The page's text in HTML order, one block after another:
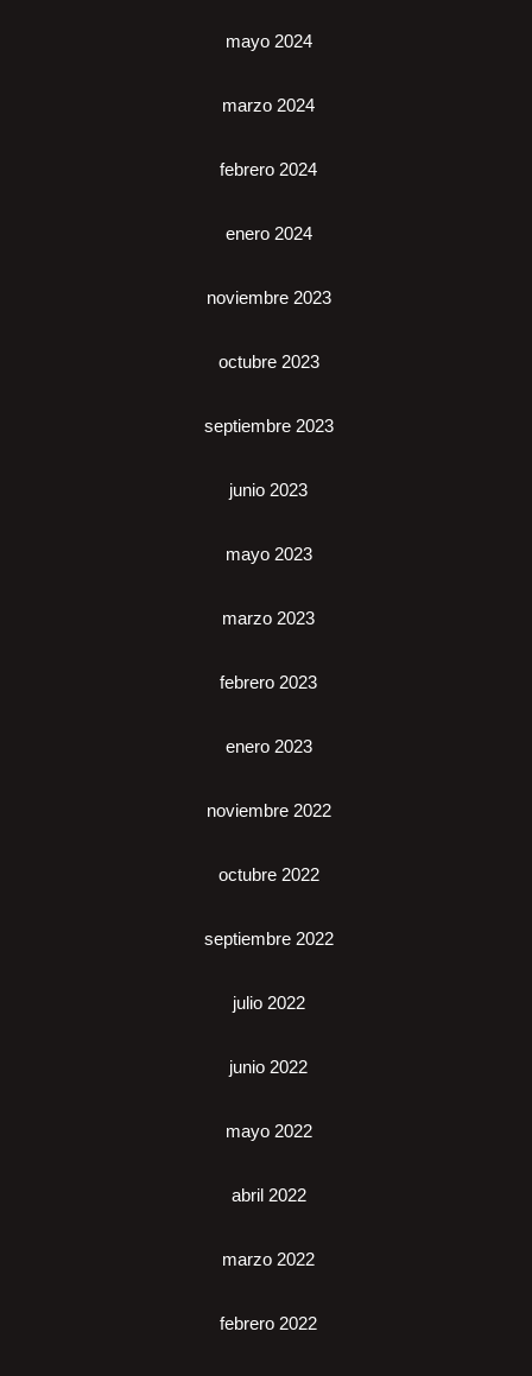
mayo 2024
marzo 2024
febrero 2024
enero 2024
noviembre 2023
octubre 2023
septiembre 2023
junio 2023
mayo 2023
marzo 2023
febrero 2023
enero 2023
noviembre 2022
octubre 2022
septiembre 2022
julio 2022
junio 2022
mayo 2022
abril 2022
marzo 2022
febrero 2022